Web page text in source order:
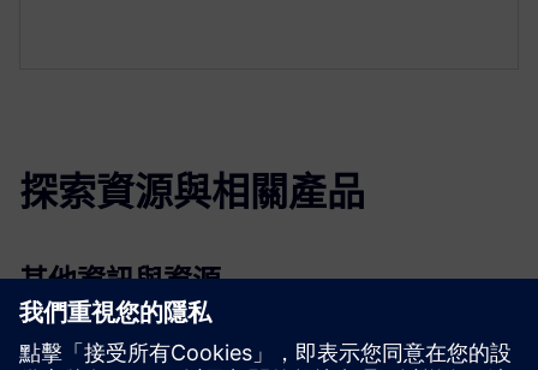
探索資源與相關產品
其他資訊與資源